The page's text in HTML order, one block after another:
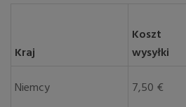
Kraj
Koszt
wysyłki
Niemcy
7,50 €